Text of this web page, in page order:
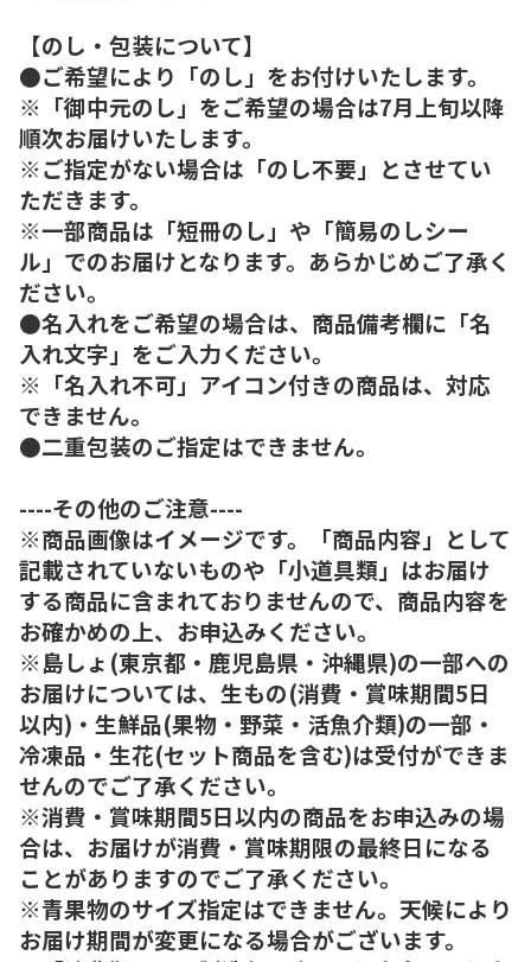
【のし・包装について】
●ご希望により「のし」をお付けいたします。
※「御中元のし」をご希望の場合は7月上旬以降
順次お届けいたします。
※ご指定がない場合は「のし不要」とさせてい
ただきます。
※一部商品は「短冊のし」や「簡易のしシー
ル」でのお届けとなります。あらかじめご了承く
ださい。
●名入れをご希望の場合は、商品備考欄に「名
入れ文字」をご入力ください。
※「名入れ不可」アイコン付きの商品は、対応
できません。
●二重包装のご指定はできません。
----その他のご注意----
※商品画像はイメージです。「商品内容」として
記載されていないものや「小道具類」はお届け
する商品に含まれておりませんので、商品内容を
お確かめの上、お申込みください。
※島しょ(東京都・鹿児島県・沖縄県)の一部への
お届けについては、生もの(消費・賞味期間5日
以内)・生鮮品(果物・野菜・活魚介類)の一部・
冷凍品・生花(セット商品を含む)は受付ができま
せんのでご了承ください。
※消費・賞味期間5日以内の商品をお申込みの場
合は、お届けが消費・賞味期限の最終日になる
ことがありますのでご了承ください。
※青果物のサイズ指定はできません。天候により
お届け期間が変更になる場合がございます。